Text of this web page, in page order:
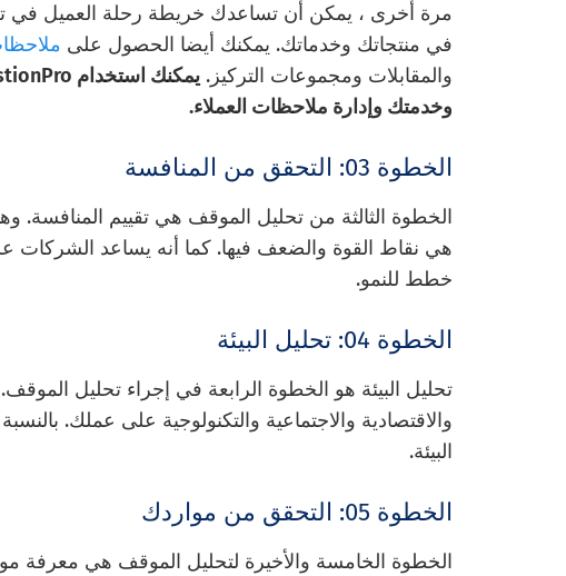
مرة أخرى ، يمكن أن تساعدك خريطة رحلة العميل في
في منتجاتك وخدماتك. يمكنك أيضا الحصول على
والمقابلات ومجموعات التركيز.
وخدمتك وإدارة ملاحظات العملاء.
الخطوة 03: التحقق من المنافسة
الخطوة الثالثة من تحليل الموقف هي تقييم المنافسة.
هي نقاط القوة والضعف فيها. كما أنه يساعد الشركات
خطط للنمو.
الخطوة 04: تحليل البيئة
تحليل البيئة هو الخطوة الرابعة في إجراء تحليل
والاقتصادية والاجتماعية والتكنولوجية على عملك.
البيئة.
الخطوة 05: التحقق من مواردك
الخطوة الخامسة والأخيرة لتحليل الموقف هي